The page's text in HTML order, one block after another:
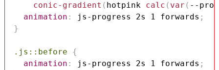
conic-gradient ( hotpink calc ( var ( --
animation : js-progress 2s 1 forwards ;
}
.js::before
{
animation : js-progress 2s 1 forwards ;